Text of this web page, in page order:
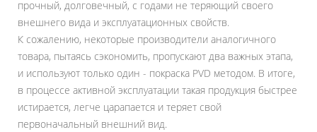
прочный, долговечный, с годами не теряющий своего
внешнего вида и эксплуатационных свойств.
К сожалению, некоторые производители аналогичного
товара, пытаясь сэкономить, пропускают два важных этапа,
и используют только один - покраска PVD методом. В итоге,
в процессе активной эксплуатации такая продукция быстрее
истирается, легче царапается и теряет свой
первоначальный внешний вид.